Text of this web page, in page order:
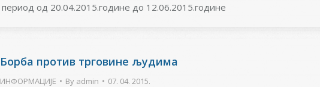
од 20.04.2015.године до 12.06.2015.године
Борба против трговине људима
ИНФОРМАЦИЈЕ By admin 07. 04. 2015.